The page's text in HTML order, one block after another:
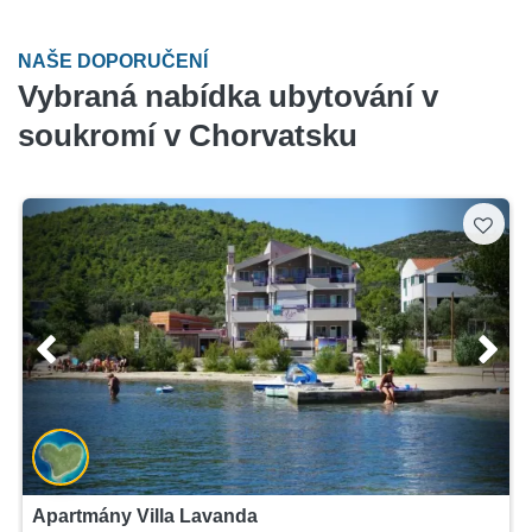
NAŠE DOPORUČENÍ
Vybraná nabídka ubytování v
soukromí v Chorvatsku
Apartmány Villa Lavanda